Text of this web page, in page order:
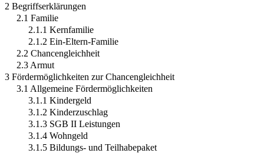
2 Begriffserklärungen
2.1 Familie
2.1.1 Kernfamilie
2.1.2 Ein-Eltern-Familie
2.2 Chancengleichheit
2.3 Armut
3 Fördermöglichkeiten zur Chancengleichheit
3.1 Allgemeine Fördermöglichkeiten
3.1.1 Kindergeld
3.1.2 Kinderzuschlag
3.1.3 SGB II Leistungen
3.1.4 Wohngeld
3.1.5 Bildungs- und Teilhabepaket